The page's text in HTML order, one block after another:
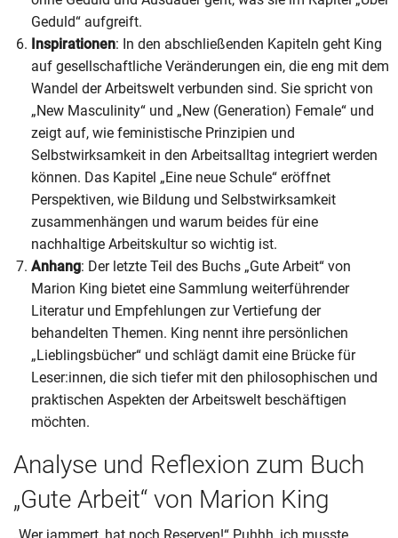
Geduld“ aufgreift.
Inspirationen: In den abschließenden Kapiteln geht King
auf gesellschaftliche Veränderungen ein, die eng mit dem
Wandel der Arbeitswelt verbunden sind. Sie spricht von
„New Masculinity“ und „New (Generation) Female“ und
zeigt auf, wie feministische Prinzipien und
Selbstwirksamkeit in den Arbeitsalltag integriert werden
können. Das Kapitel „Eine neue Schule“ eröffnet
Perspektiven, wie Bildung und Selbstwirksamkeit
zusammenhängen und warum beides für eine
nachhaltige Arbeitskultur so wichtig ist.
Anhang: Der letzte Teil des Buchs „Gute Arbeit“ von
Marion King bietet eine Sammlung weiterführender
Literatur und Empfehlungen zur Vertiefung der
behandelten Themen. King nennt ihre persönlichen
„Lieblingsbücher“ und schlägt damit eine Brücke für
Leser:innen, die sich tiefer mit den philosophischen und
praktischen Aspekten der Arbeitswelt beschäftigen
möchten.
Analyse und Reflexion zum Buch
„Gute Arbeit“ von Marion King